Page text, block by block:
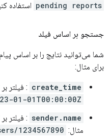
pending reports استفاده
جستجو بر اساس فیلد
شما می‌توانید نتایج را بر اساس
برای مثال:
create_time : فیلتر
01-01T00:00:00Z"
sender.name : فیلتر
مثال: 1234567890"